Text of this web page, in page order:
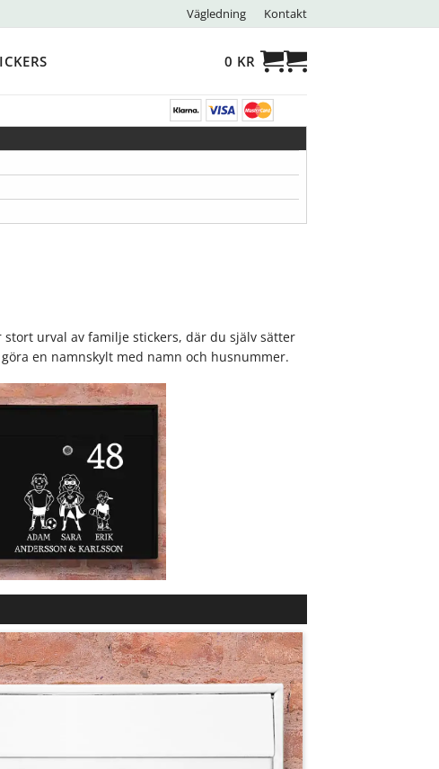
Vägledning Kontakt
0 KR
urval av familje stickers, där du själv sätter
en namnskylt med namn och husnummer.